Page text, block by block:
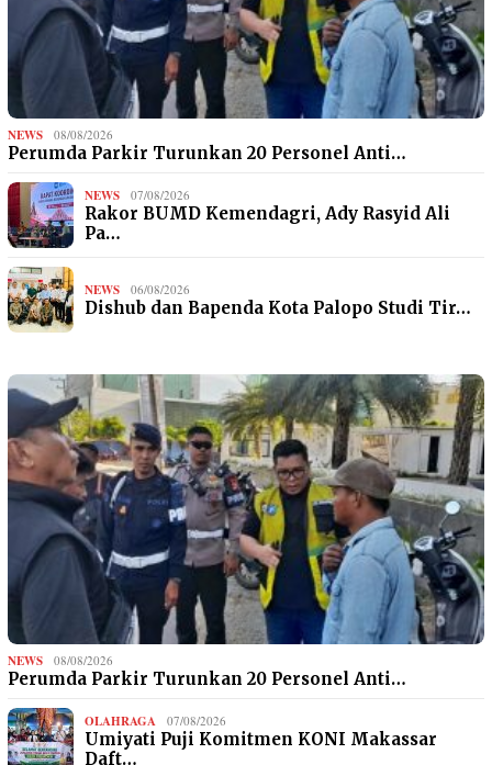
NEWS 08/08/2026
Perumda Parkir Turunkan 20 Personel Anti…
NEWS 07/08/2026
Rakor BUMD Kemendagri, Ady Rasyid Ali
Pa…
NEWS 06/08/2026
Dishub dan Bapenda Kota Palopo Studi Tir…
NEWS 08/08/2026
Perumda Parkir Turunkan 20 Personel Anti…
OLAHRAGA 07/08/2026
Umiyati Puji Komitmen KONI Makassar
Daft…